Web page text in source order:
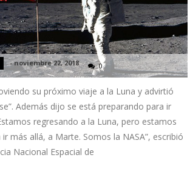
-noviembre 22, 2018 0
su próximo viaje a la Luna y advirtió
Además dijo se está preparando para ir
regresando a la Luna, pero estamos
más allá, a Marte. Somos la NASA”, escribió
Nacional Espacial de